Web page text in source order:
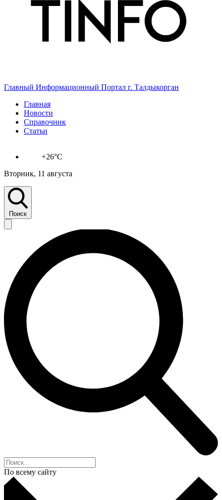
Главный Информационный Портал г. Талдыкорган
Главная
Новости
Справочник
Статьи
+26°C
Вторник, 11 августа
Поиск
По всему сайту